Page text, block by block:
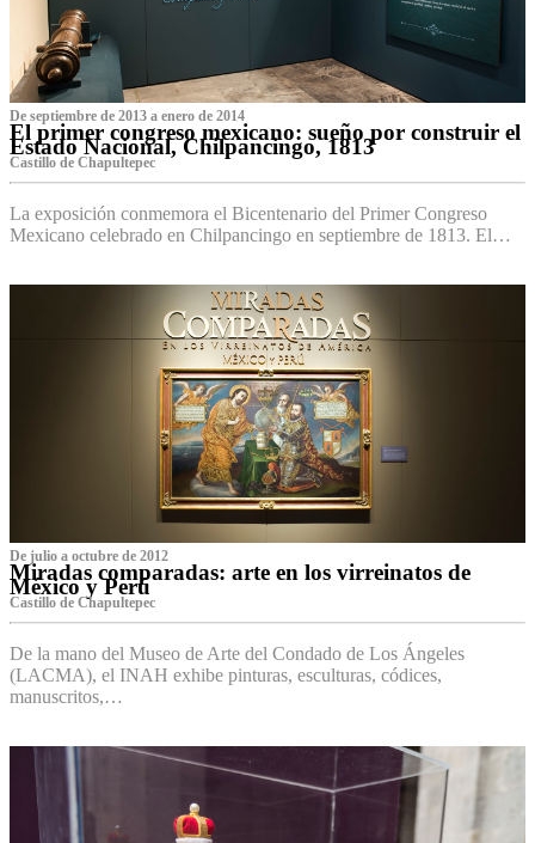
De septiembre de 2013 a enero de 2014
El primer congreso mexicano: sueño por construir el
Estado Nacional, Chilpancingo, 1813
Castillo de Chapultepec
La exposición conmemora el Bicentenario del Primer Congreso
Mexicano celebrado en Chilpancingo en septiembre de 1813. El…
De julio a octubre de 2012
Miradas comparadas: arte en los virreinatos de
México y Perú
Castillo de Chapultepec
De la mano del Museo de Arte del Condado de Los Ángeles
(LACMA), el INAH exhibe pinturas, esculturas, códices,
manuscritos,…